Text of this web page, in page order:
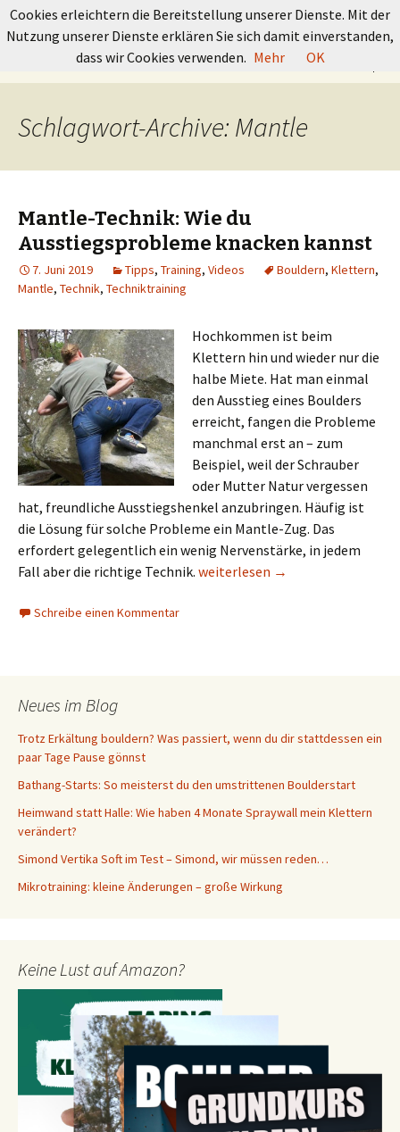
GRUNDKURS BOULDERN
Springe
nach:
Schlagwort-Archive: Mantle
Mantle-Technik: Wie du
Ausstiegsprobleme knacken kannst
7. Juni 2019 Tipps, Training, Videos Bouldern, Klettern,
Mantle, Technik, Techniktraining
Hochkommen ist beim
Klettern hin und wieder nur die
halbe Miete. Hat man einmal
den Ausstieg eines Boulders
erreicht, fangen die Probleme
manchmal erst an – zum
Beispiel, weil der Schrauber
oder Mutter Natur vergessen
hat, freundliche Ausstiegshenkel anzubringen. Häufig ist
die Lösung für solche Probleme ein Mantle-Zug. Das
erfordert gelegentlich ein wenig Nervenstärke, in jedem
Fall aber die richtige Technik. Mantle-Technik: Wie du
weiterlesen →
Schreibe einen Kommentar
Neues im Blog
Trotz Erkältung bouldern? Was passiert, wenn du dir stattdessen ein
paar Tage Pause gönnst
Bathang-Starts: So meisterst du den umstrittenen Boulderstart
Heimwand statt Halle: Wie haben 4 Monate Spraywall mein Klettern
verändert?
Simond Vertika Soft im Test – Simond, wir müssen reden…
Mikrotraining: kleine Änderungen – große Wirkung
Keine Lust auf Amazon?
Cookies erleichtern die Bereitstellung unserer Dienste. Mit der
Nutzung unserer Dienste erklären Sie sich damit einverstanden,
dass wir Cookies verwenden. Mehr OK